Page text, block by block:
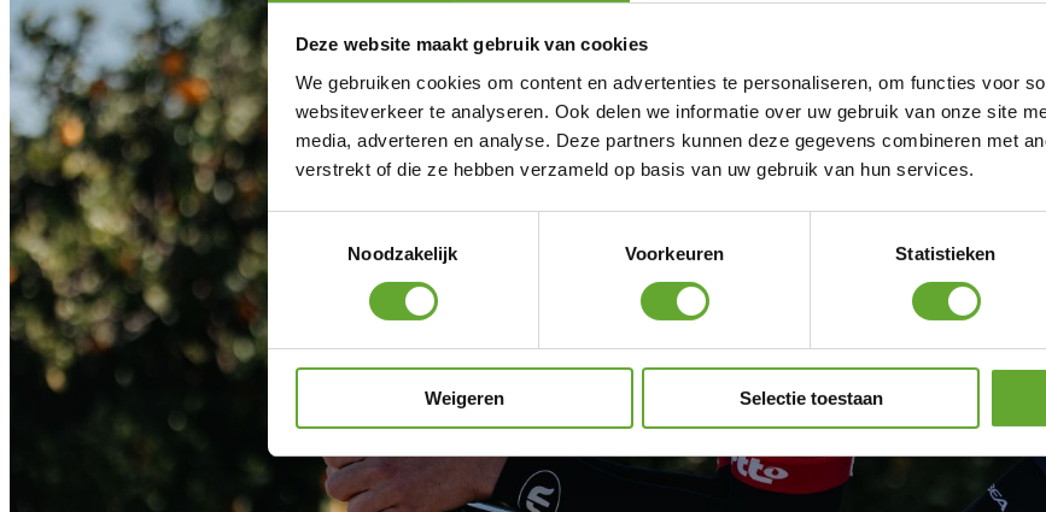
Deze website maakt gebruik van cookies
We gebruiken cookies om content en advertenties te personaliseren, om functies voor
websiteverkeer te analyseren. Ook delen we informatie over uw gebruik van onze site
media, adverteren en analyse. Deze partners kunnen deze gegevens combineren met
verstrekt of die ze hebben verzameld op basis van uw gebruik van hun services.
Noodzakelijk
Voorkeuren Statistieken
Weigeren Selectie toestaan